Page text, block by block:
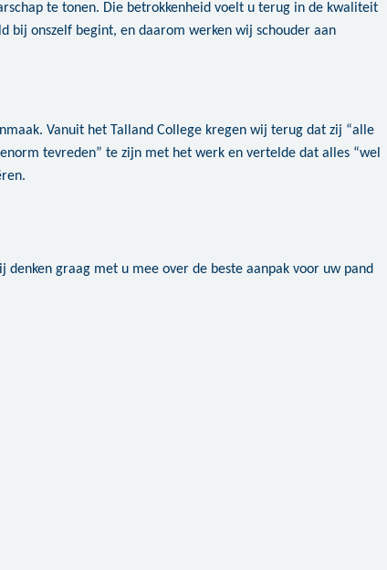
te tonen. Die betrokkenheid voelt u terug in de kwaliteit
bij onszelf begint, en daarom werken wij schouder aan
Vanuit het Talland College kregen wij terug dat zij “alle
tevreden” te zijn met het werk en vertelde dat alles “wel
denken graag met u mee over de beste aanpak voor uw pand